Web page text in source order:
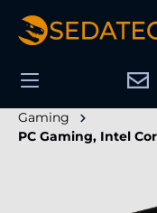
zawartości
Gaming
PC Gaming, Intel